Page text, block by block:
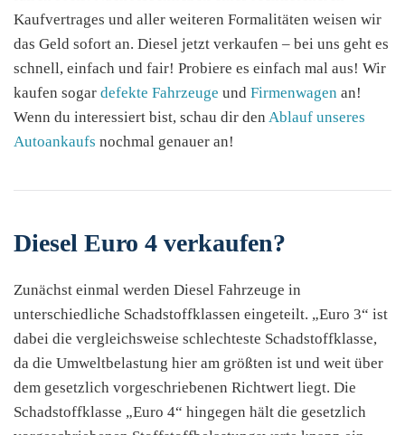
Kaufvertrages und aller weiteren Formalitäten weisen wir
das Geld sofort an. Diesel jetzt verkaufen – bei uns geht es
schnell, einfach und fair! Probiere es einfach mal aus! Wir
kaufen sogar defekte Fahrzeuge und Firmenwagen an!
Wenn du interessiert bist, schau dir den Ablauf unseres
Autoankaufs nochmal genauer an!
Diesel Euro 4 verkaufen?
Zunächst einmal werden Diesel Fahrzeuge in
unterschiedliche Schadstoffklassen eingeteilt. „Euro 3“ ist
dabei die vergleichsweise schlechteste Schadstoffklasse,
da die Umweltbelastung hier am größten ist und weit über
dem gesetzlich vorgeschriebenen Richtwert liegt. Die
Schadstoffklasse „Euro 4“ hingegen hält die gesetzlich